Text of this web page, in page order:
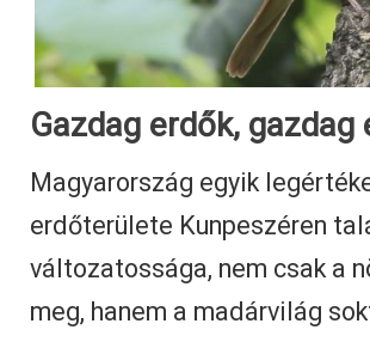
Gazdag erdők, gazdag
Magyarország egyik
erdőterülete Kunpeszéren
változatossága, nem csak a
meg, hanem a madárvilág